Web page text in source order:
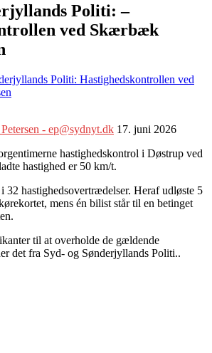
Politi: –
ved Skærbæk
Politi: Hastighedskontrollen ved
- ep@sydnyt.dk 17. juni 2026
hastighedskontrol i Døstrup ved
hastighed er 50 km/t.
32 hastighedsovertrædelser. Heraf udløste 5
mens én bilist står til en betinget
til at overholde de gældende
det fra Syd- og Sønderjyllands Politi..